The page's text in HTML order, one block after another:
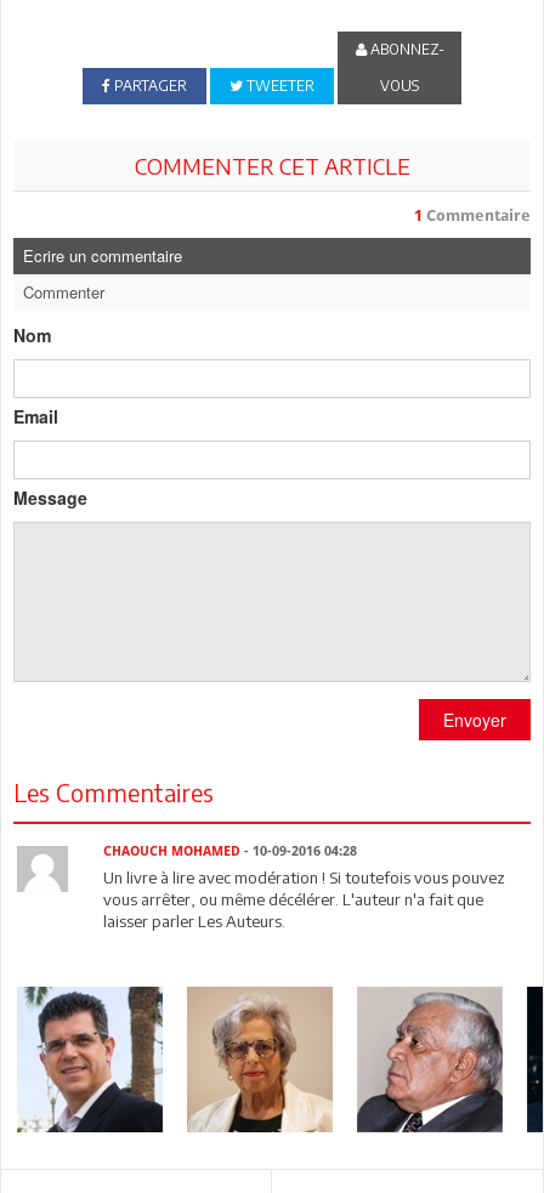
PARTAGER TWEETER
ABONNEZ-
VOUS
COMMENTER CET ARTICLE
1 Commentaire
Ecrire un commentaire
Commenter
Nom
Email
Message
Envoyer
Les Commentaires
CHAOUCH MOHAMED - 10-09-2016 04:28
Un livre à lire avec modération ! Si toutefois vous pouvez
vous arrêter, ou même décélérer. L'auteur n'a fait que
laisser parler Les Auteurs.